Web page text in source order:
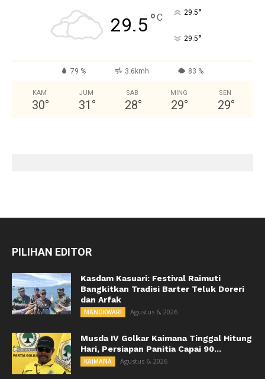
29.5°C 29.5°
29.5°
79 % 3.6kmh 83 %
KAM
30°
JUM
31 °
SAB
28°
MING
29°
SEN
29°
PILIHAN EDITOR
Kasdam Kasuari: Festival Raimuti
Bangkitkan Tradisi Barter Teluk Doreri
dan Arfak
MANOKWARI Agustus 6, 2026
Musda IV Golkar Kaimana Tinggal Hitung
Hari, Persiapan Panitia Capai 90...
KAIMANA Agustus 6, 2026